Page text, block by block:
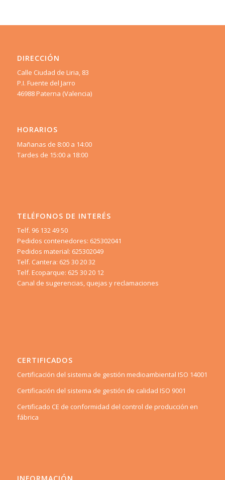
DIRECCIÓN
Calle Ciudad de Liria, 83
P.I. Fuente del Jarro
46988 Paterna (Valencia)
HORARIOS
Mañanas de 8:00 a 14:00
Tardes de 15:00 a 18:00
TELÉFONOS DE INTERÉS
Telf. 96 132 49 50
Pedidos contenedores: 625302041
Pedidos material: 625302049
Telf. Cantera: 625 30 20 32
Telf. Ecoparque: 625 30 20 12
Canal de sugerencias, quejas y reclamaciones
CERTIFICADOS
Certificación del sistema de gestión medioambiental ISO 14001
Certificación del sistema de gestión de calidad ISO 9001
Certificado CE de conformidad del control de producción en
fábrica